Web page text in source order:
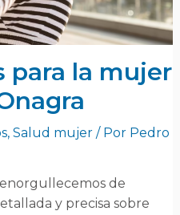
para la mujer
, Salud mujer/ Por Pedro
enorgullecemos de
y precisa sobre